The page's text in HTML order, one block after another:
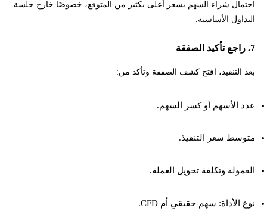
احتمال شراء السهم بسعر أعلى بكثير من المتوقع، خصوصًا خارج جلسة
التداول الأساسية.
7. راجع تأكيد الصفقة
بعد التنفيذ، افتح كشف الصفقة وتأكد من:
عدد الأسهم أو كسر السهم.
متوسط سعر التنفيذ.
العمولة وتكلفة تحويل العملة.
نوع الأداة: سهم حقيقي أم CFD.